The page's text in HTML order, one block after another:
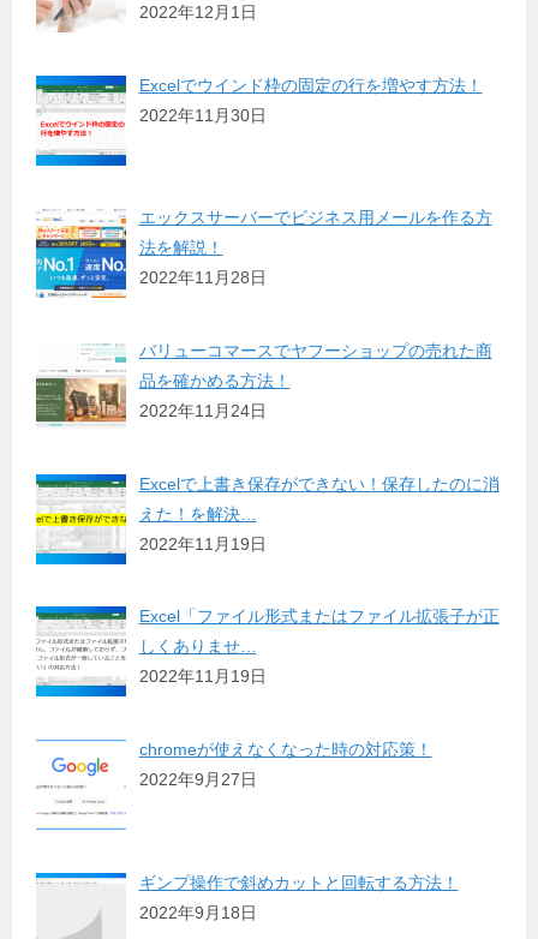
2022年12月1日
Excelでウインド枠の固定の行を増やす方法！
2022年11月30日
エックスサーバーでビジネス用メールを作る方
法を解説！
2022年11月28日
バリューコマースでヤフーショップの売れた商
品を確かめる方法！
2022年11月24日
Excelで上書き保存ができない！保存したのに消
えた！を解決…
2022年11月19日
Excel「ファイル形式またはファイル拡張子が正
しくありませ…
2022年11月19日
chromeが使えなくなった時の対応策！
2022年9月27日
ギンプ操作で斜めカットと回転する方法！
2022年9月18日